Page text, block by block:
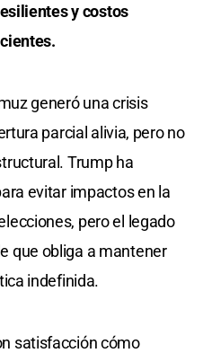
y costos
generó una crisis
parcial alivia, pero no
Trump ha
evitar impactos en la
pero el legado
que obliga a mantener
indefinida.
satisfacción cómo